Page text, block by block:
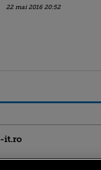
22 mai 2016 20:52
it.ro